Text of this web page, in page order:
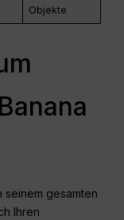
Objekte
seinem gesamten
Ihren